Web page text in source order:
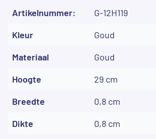
Artikelnummer:
G-12H119
Kleur
Goud
Materiaal
Goud
Hoogte
29 cm
Breedte
0,8 cm
Dikte
0,8 cm